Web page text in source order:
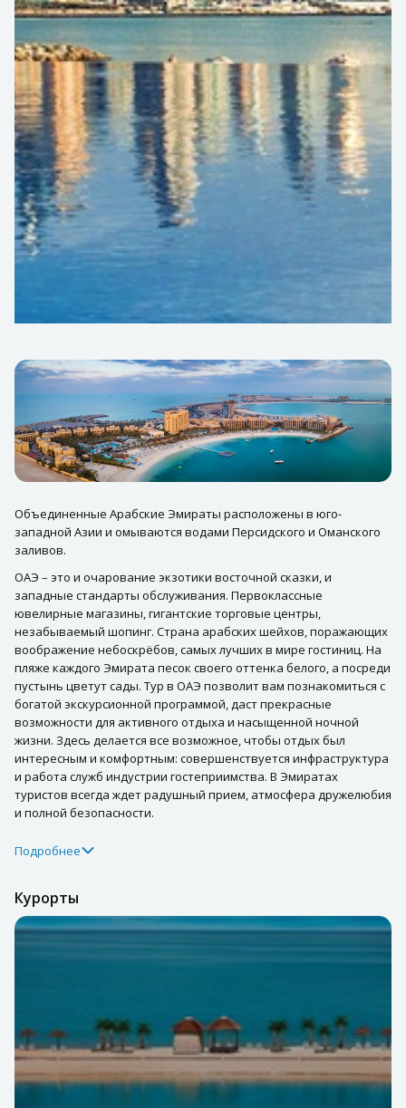
Объединенные Арабские Эмираты расположены в юго-
западной Азии и омываются водами Персидского и Оманского
заливов.
ОАЭ – это и очарование экзотики восточной сказки, и
западные стандарты обслуживания. Первоклассные
ювелирные магазины, гигантские торговые центры,
незабываемый шопинг. Страна арабских шейхов, поражающих
воображение небоскрёбов, самых лучших в мире гостиниц. На
пляже каждого Эмирата песок своего оттенка белого, а посреди
пустынь цветут сады. Тур в ОАЭ позволит вам познакомиться с
богатой экскурсионной программой, даст прекрасные
возможности для активного отдыха и насыщенной ночной
жизни. Здесь делается все возможное, чтобы отдых был
интересным и комфортным: совершенствуется инфраструктура
и работа служб индустрии гостеприимства. В Эмиратах
туристов всегда ждет радушный прием, атмосфера дружелюбия
и полной безопасности.
Подробнее
Курорты